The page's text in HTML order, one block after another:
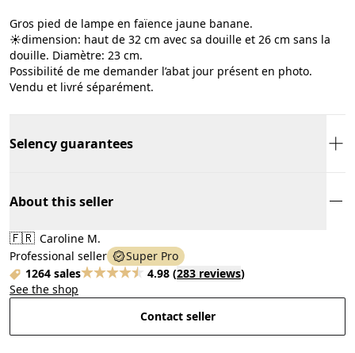
Gros pied de lampe en faïence jaune banane.
☀️dimension: haut de 32 cm avec sa douille et 26 cm sans la
douille. Diamètre: 23 cm.
Possibilité de me demander l’abat jour présent en photo.
Vendu et livré séparément.
Selency guarantees
About this seller
🇫🇷 Caroline M.
Professional seller
Super Pro
1264 sales
4.98 (283 reviews)
See the shop
Contact seller